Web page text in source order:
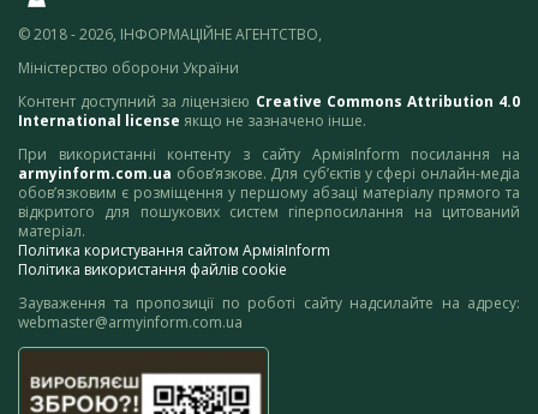
© 2018 - 2026, ІНФОРМАЦІЙНЕ АГЕНТСТВО,
Міністерство оборони України
Контент доступний за ліцензією Creative Commons Attribution 4.0
International license якщо не зазначено інше.
При використанні контенту з сайту АрміяInform посилання на
armyinform.com.ua обов’язкове. Для суб’єктів у сфері онлайн-медіа
обов’язковим є розміщення у першому абзаці матеріалу прямого та
відкритого для пошукових систем гіперпосилання на цитований
матеріал.
Політика користування сайтом АрміяInform
Політика використання файлів cookie
Зауваження та пропозиції по роботі сайту надсилайте на адресу:
webmaster@armyinform.com.ua